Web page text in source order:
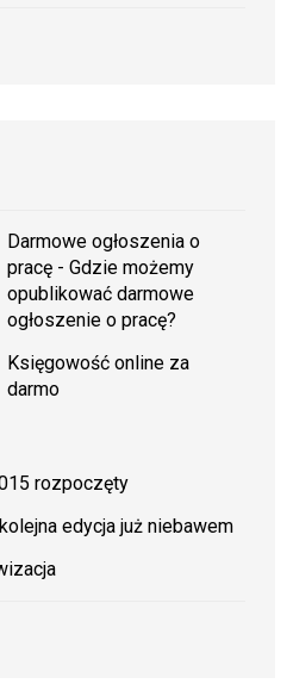
Darmowe ogłoszenia o
pracę - Gdzie możemy
opublikować darmowe
ogłoszenie o pracę?
Księgowość online za
darmo
rozpoczęty
edycja już niebawem